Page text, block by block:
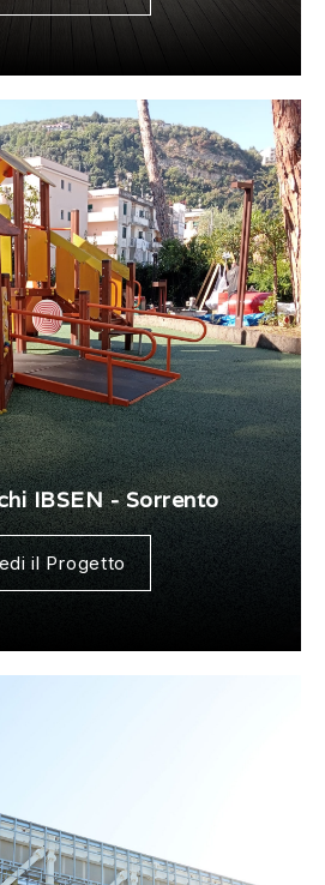
IBSEN - Sorrento
il Progetto